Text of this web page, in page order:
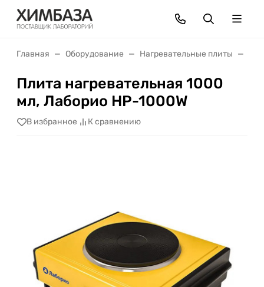
Главная Оборудование Нагревательные плиты
Плита нагревательная 1000
мл, Лаборио HP-1000W
В избранное К сравнению